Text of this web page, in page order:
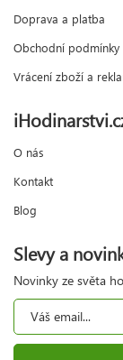
Doprava a platba
Obchodní podmínky
Vrácení zboží a
O nás
Kontakt
Blog
Slevy a
Novinky ze světa